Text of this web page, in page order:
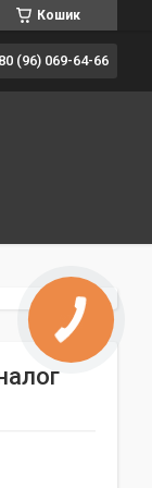
Кошик
(96) 069-64-66